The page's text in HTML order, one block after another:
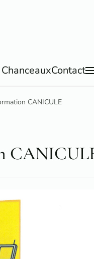
Contact
CANICULE